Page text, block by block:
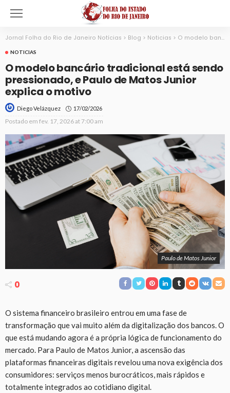
Jornal Folha do Rio de Janeiro Notícias > Blog > Noticias > O modelo bancário tradicional está sendo pressionado, e Paulo de Matos Junior explica o motivo
NOTICIAS
O modelo bancário tradicional está sendo
pressionado, e Paulo de Matos Junior
explica o motivo
Diego Velázquez 17/02/2026
Postado em fev. 17, 2026 at 7:00 am
Paulo de Matos Junior
0
O sistema financeiro brasileiro entrou em uma fase de
transformação que vai muito além da digitalização dos bancos. O
que está mudando agora é a própria lógica de funcionamento do
mercado. Para Paulo de Matos Junior, a ascensão das
plataformas financeiras digitais revelou uma nova exigência dos
consumidores: serviços menos burocráticos, mais rápidos e
totalmente integrados ao cotidiano digital.